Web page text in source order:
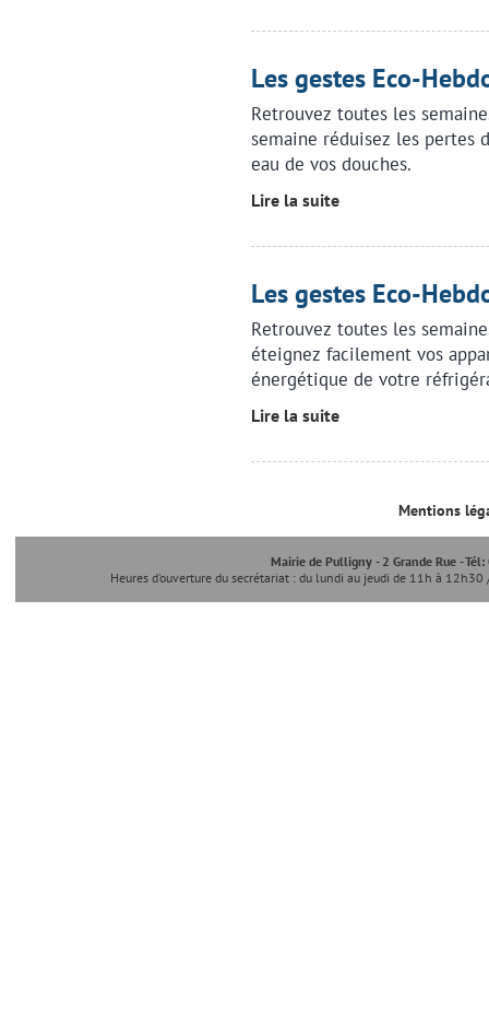
Les gestes Eco-
Retrouvez toutes les
semaine réduisez les pertes
eau de vos douches.
Lire la suite
Les gestes Eco-
Retrouvez toutes les
éteignez facilement vos
énergétique de votre
Lire la suite
Mentions
Mairie de Pulligny - 2 Grande Rue -
Heures d'ouverture du secrétariat : du lundi au jeudi de 11h à